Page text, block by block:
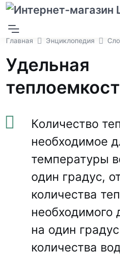
Главная Энциклопедия
Удельная
Количество
необходимое
температуры
один градус,
количества
необходимого
на один
количества